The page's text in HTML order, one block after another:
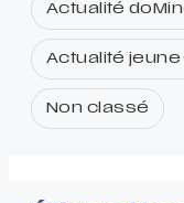
Actualité
Actualité jeune
Non classé